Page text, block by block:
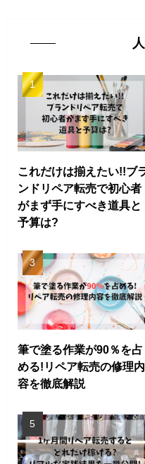
これだけは揃えたい!!ブ
ンドリペア転売で初心者
がまず手にすべき道具と
予算は?
筆で塗る作業が90％を占
める!リペア転売の修理内
容を徹底解説